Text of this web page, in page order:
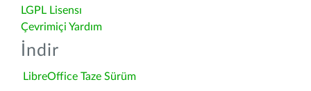
LGPL Lisensı
Çevrimiçi Yardım
İndir
LibreOffice Taze Sürüm